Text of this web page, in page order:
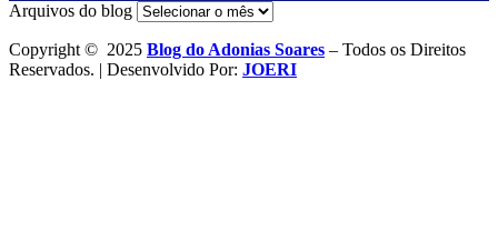
Arquivos do blog
Copyright © 2025 Blog do Adonias Soares – Todos os Direitos
Reservados. | Desenvolvido Por: JOERI